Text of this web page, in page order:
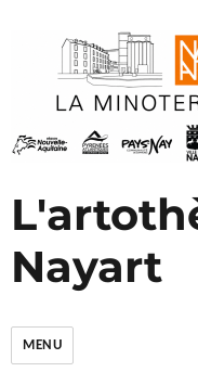
Nayart
MENU